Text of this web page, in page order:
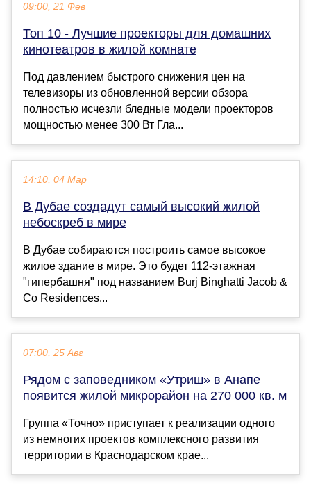
09:00, 21 Фев
Топ 10 - Лучшие проекторы для домашних
кинотеатров в жилой комнате
Под давлением быстрого снижения цен на
телевизоры из обновленной версии обзора
полностью исчезли бледные модели проекторов
мощностью менее 300 Вт Гла...
14:10, 04 Мар
В Дубае создадут самый высокий жилой
небоскреб в мире
В Дубае собираются построить самое высокое
жилое здание в мире. Это будет 112-этажная
"гипербашня" под названием Burj Binghatti Jacob &
Co Residences...
07:00, 25 Авг
Рядом с заповедником «Утриш» в Анапе
появится жилой микрорайон на 270 000 кв. м
Группа «Точно» приступает к реализации одного
из немногих проектов комплексного развития
территории в Краснодарском крае...